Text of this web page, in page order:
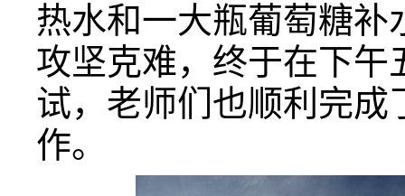
热水和一大瓶葡萄糖
攻坚克难，终于在下午
试，老师们也顺利完
作。